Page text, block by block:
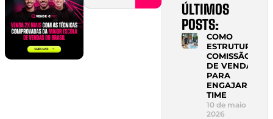
ÚLTIMOS
POSTS:
COMO
ESTRUTURAR
COMISSÃO
DE VENDAS
PARA
ENGAJAR
TIME
10 de maio de
2026